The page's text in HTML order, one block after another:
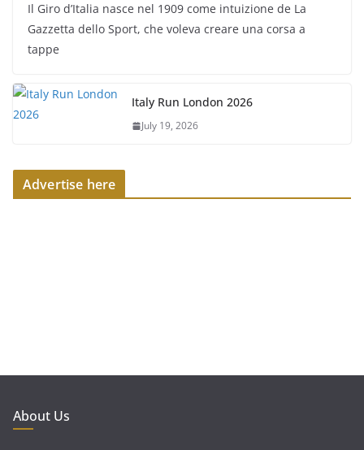
Il Giro d’Italia nasce nel 1909 come intuizione de La
Gazzetta dello Sport, che voleva creare una corsa a
tappe
Italy Run London 2026
July 19, 2026
Advertise here
About Us